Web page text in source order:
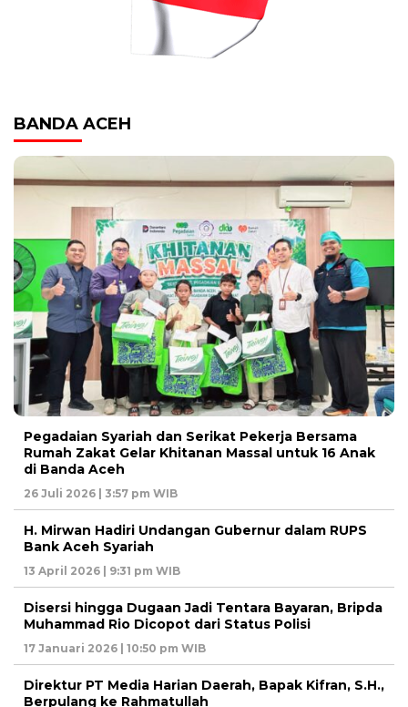
BANDA ACEH
Pegadaian Syariah dan Serikat Pekerja Bersama
Rumah Zakat Gelar Khitanan Massal untuk 16 Anak
di Banda Aceh
26 Juli 2026 | 3:57 pm WIB
H. Mirwan Hadiri Undangan Gubernur dalam RUPS
Bank Aceh Syariah
13 April 2026 | 9:31 pm WIB
Disersi hingga Dugaan Jadi Tentara Bayaran, Bripda
Muhammad Rio Dicopot dari Status Polisi
17 Januari 2026 | 10:50 pm WIB
Direktur PT Media Harian Daerah, Bapak Kifran, S.H.,
Berpulang ke Rahmatullah